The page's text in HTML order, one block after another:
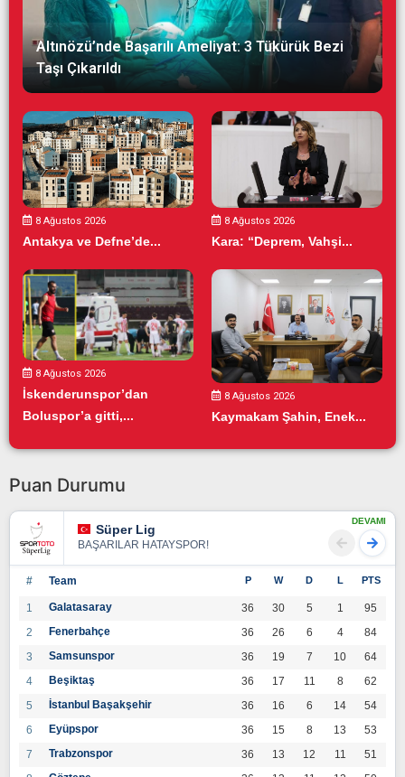
Altınözü’nde Başarılı Ameliyat: 3 Tükürük Bezi
Taşı Çıkarıldı
8 Ağustos 2026
Antakya ve Defne’de...
8 Ağustos 2026
Kara: “Deprem, Vahşi...
8 Ağustos 2026
İskenderunspor’dan
Boluspor’a gitti,...
8 Ağustos 2026
Kaymakam Şahin, Enek...
Puan Durumu
Süper Lig
BAŞARILAR HATAYSPOR!
DEVAMI
# Team P W D L PTS
1 Galatasaray 36 30 5 1
95
2
Fenerbahçe 36 26 6 4
84
3
Samsunspor 36 19 7 10
64
4
Beşiktaş 36 17 11 8
62
5
İstanbul Başakşehir 36 16 6 14
54
6
Eyüpspor 36 15 8 13
53
7
Trabzonspor 36 13 12 11
51